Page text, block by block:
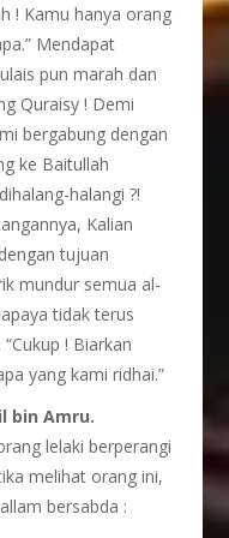
! Kamu hanya orang
Mendapat
pun marah dan
Quraisy ! Demi
bergabung dengan
ke Baitullah
halangi ?!
Kalian
tujuan
mundur semua al-
tidak terus
! Biarkan
yang kami ridhai.”
bin Amru.
lelaki berperangi
melihat orang ini,
bersabda :